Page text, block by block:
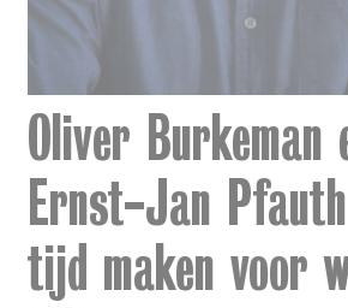
Oliver Burkeman
Ernst-Jan
tijd maken voor